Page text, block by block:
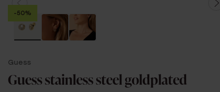
are
here:
-50%
Guess
Guess stainless steel goldplated